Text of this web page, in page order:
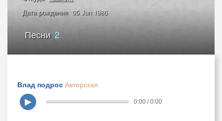
Дата рождения 05 Jun 1986
Песни2
Влад подрос Авторская
▶
0:00 / 0:00